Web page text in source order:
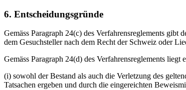
6. Entscheidungsgründe
Gemäss Paragraph 24(c) des Verfahrensreglements
dem Gesuchsteller nach dem Recht der Schweiz oder
Gemäss Paragraph 24(d) des Verfahrensreglements
(i) sowohl der Bestand als auch die Verletzung des
Tatsachen ergeben und durch die eingereichten